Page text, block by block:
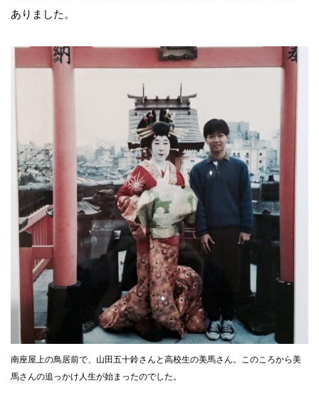
ありました。
南座屋上の鳥居前で、山田五十鈴さんと高校生の美馬さん。このころから美
馬さんの追っかけ人生が始まったのでした。